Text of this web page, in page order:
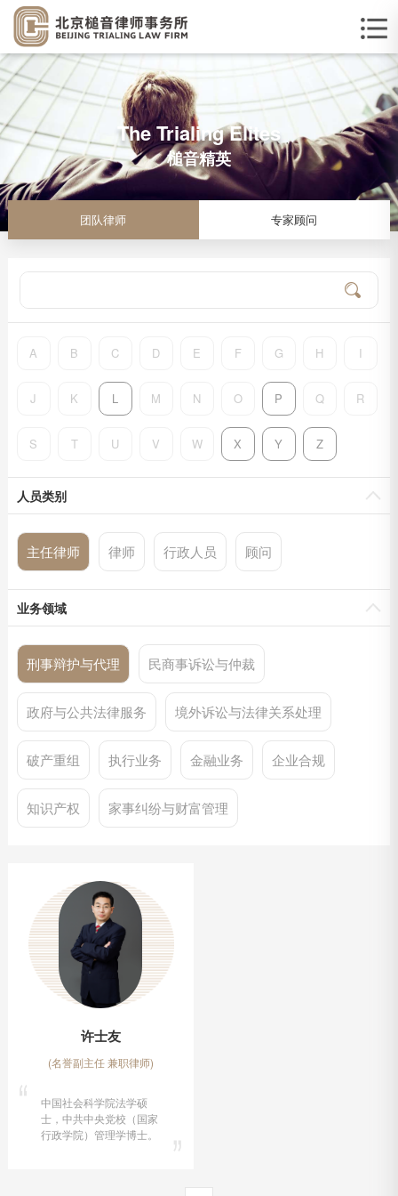
The Trialing Elites
槌音精英
团队律师 专家顾问
A B C D E F G H I
J K L M N O P Q R
S T U V W X Y Z
人员类别
主任律师 律师 行政人员 顾问
业务领域
刑事辩护与代理 民商事诉讼与仲裁
政府与公共法律服务 境外诉讼与法律关系处理
破产重组 执行业务 金融业务 企业合规
知识产权 家事纠纷与财富管理
许士友
(名誉副主任 兼职律师)
中国社会科学院法学硕
士，中共中央党校（国家
行政学院）管理学博士。